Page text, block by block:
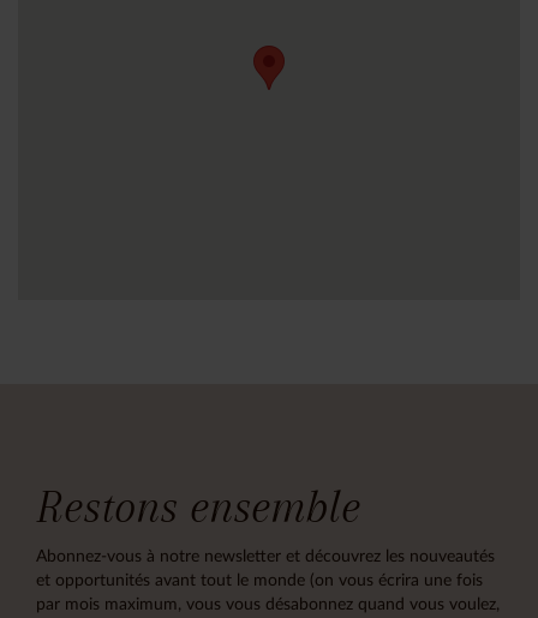
Restons ensemble
Abonnez-vous à notre newsletter et découvrez les nouveautés
et opportunités avant tout le monde (on vous écrira une fois
par mois maximum, vous vous désabonnez quand vous voulez,